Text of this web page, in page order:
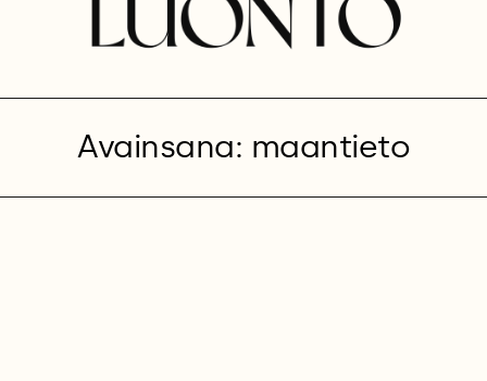
Avainsana: maantieto